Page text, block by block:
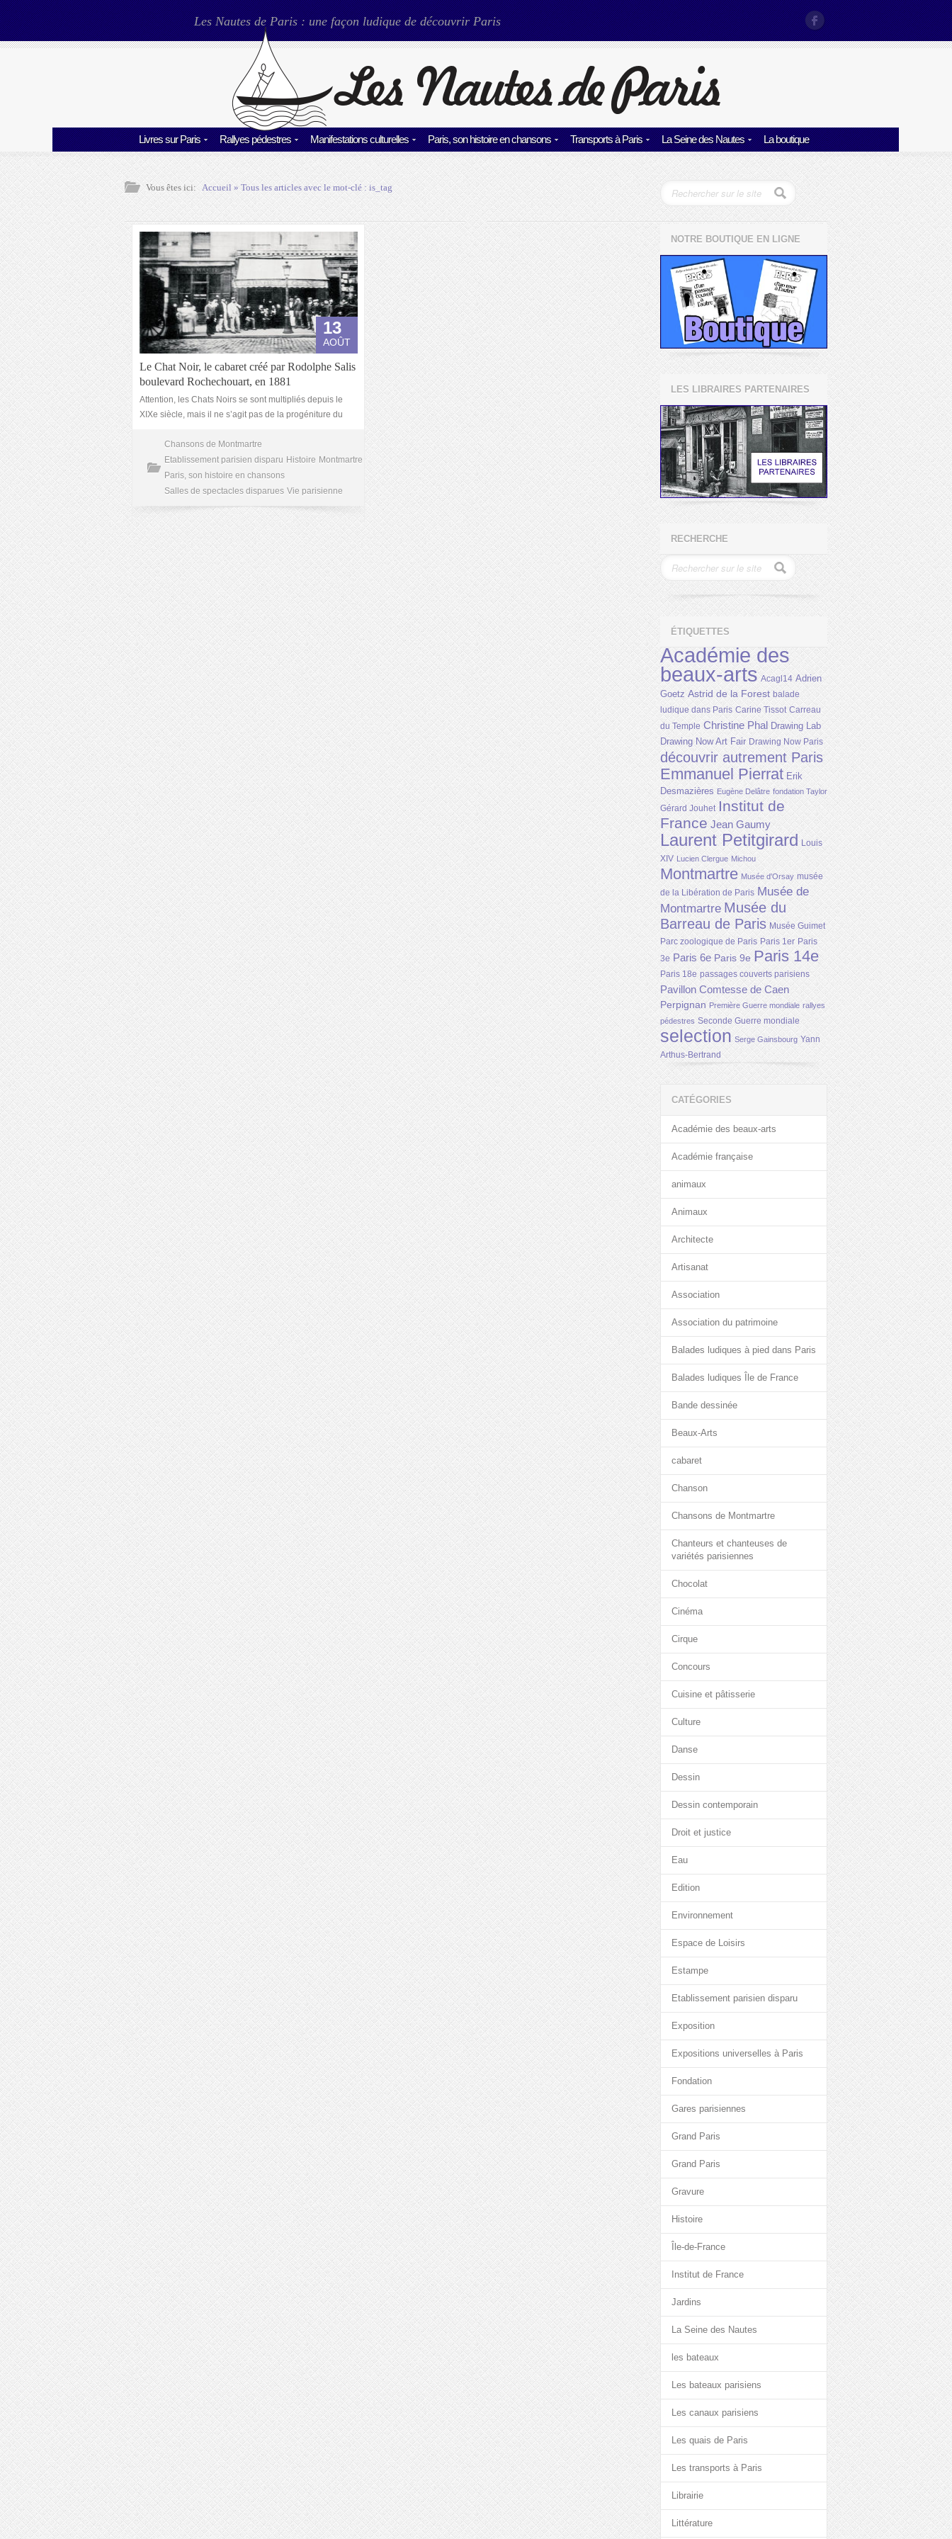
Les Nautes de Paris : une façon ludique de découvrir Paris
Livres sur Paris Rallyes pédestres Manifestations culturelles Paris, son histoire en chansons Transports à Paris La Seine des Nautes La boutique
Vous êtes ici: Accueil» Tous les articles avec le mot-clé :is_tag
13
AOÛT
Le Chat Noir, le cabaret créé par Rodolphe Salis
boulevard Rochechouart, en 1881
Attention, les Chats Noirs se sont multipliés depuis le
XIXe siècle, mais il ne s’agit pas de la progéniture du
Chansons de Montmartre
Etablissement parisien disparu Histoire Montmartre
Paris, son histoire en chansons
Salles de spectacles disparues Vie parisienne
NOTRE BOUTIQUE EN LIGNE
LES LIBRAIRES PARTENAIRES
RECHERCHE
ÉTIQUETTES
Académie des
beaux-arts Acagl14 Adrien
Goetz Astrid de la Forest balade
ludique dans Paris Carine Tissot Carreau
du Temple Christine Phal Drawing Lab
Drawing Now Art Fair Drawing Now Paris
découvrir autrement Paris
Emmanuel Pierrat Erik
Desmazières Eugène Delâtre fondation Taylor
Gérard Jouhet Institut de
France Jean Gaumy
Laurent Petitgirard Louis
XIV Lucien Clergue Michou
Montmartre Musée d'Orsay musée
de la Libération de Paris Musée de
Montmartre Musée du
Barreau de Paris Musée Guimet
Parc zoologique de Paris Paris 1er Paris
3e Paris 6e Paris 9e Paris 14e
Paris 18e passages couverts parisiens
Pavillon Comtesse de Caen
Perpignan Première Guerre mondiale rallyes
pédestres Seconde Guerre mondiale
selection Serge Gainsbourg Yann
Arthus-Bertrand
CATÉGORIES
Académie des beaux-arts
Académie française
animaux
Animaux
Architecte
Artisanat
Association
Association du patrimoine
Balades ludiques à pied dans Paris
Balades ludiques Île de France
Bande dessinée
Beaux-Arts
cabaret
Chanson
Chansons de Montmartre
Chanteurs et chanteuses de
variétés parisiennes
Chocolat
Cinéma
Cirque
Concours
Cuisine et pâtisserie
Culture
Danse
Dessin
Dessin contemporain
Droit et justice
Eau
Edition
Environnement
Espace de Loisirs
Estampe
Etablissement parisien disparu
Exposition
Expositions universelles à Paris
Fondation
Gares parisiennes
Grand Paris
Grand Paris
Gravure
Histoire
Île-de-France
Institut de France
Jardins
La Seine des Nautes
les bateaux
Les bateaux parisiens
Les canaux parisiens
Les quais de Paris
Les transports à Paris
Librairie
Littérature